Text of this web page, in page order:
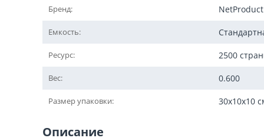
Бренд: NetProduct
Емкость:
Ресурс: 2500
Вес: 0.600
Размер упаковки: 30x10x10
Описание